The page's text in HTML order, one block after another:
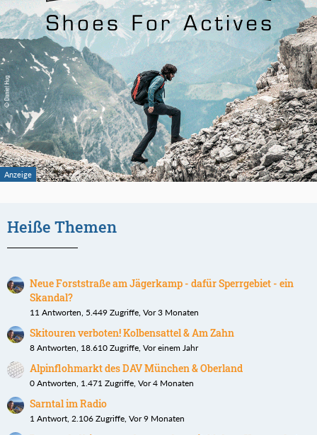
Heiße Themen
Neue Forststraße am Jägerkamp - dafür Sperrgebiet - ein
Skandal?
11 Antworten, 5.449 Zugriffe, Vor 3 Monaten
Skitouren verboten! Kolbensattel & Am Zahn
8 Antworten, 18.610 Zugriffe, Vor einem Jahr
Alpinflohmarkt des DAV München & Oberland
0 Antworten, 1.471 Zugriffe, Vor 4 Monaten
Sarntal im Radio
1 Antwort, 2.106 Zugriffe, Vor 9 Monaten